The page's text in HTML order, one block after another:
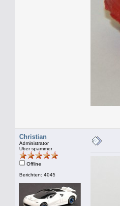
Christian
Administrator
Uber spammer
Offline
Berichten: 4045